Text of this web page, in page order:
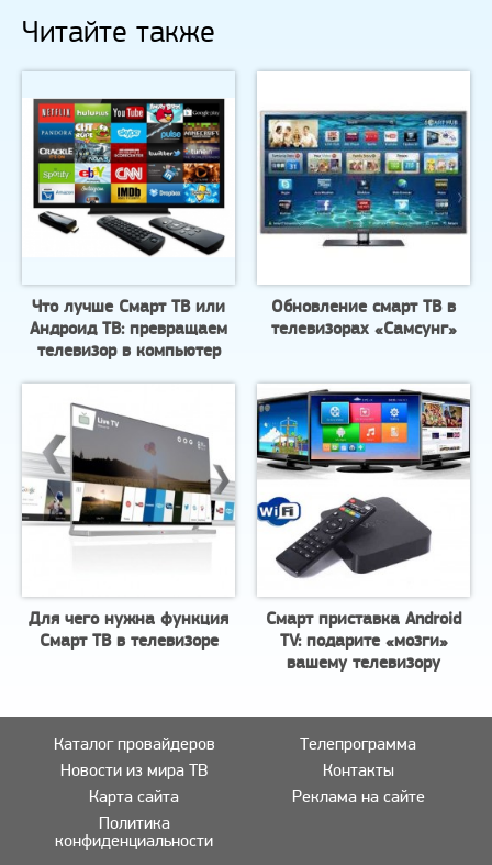
Читайте также
Что лучше Смарт ТВ или
Андроид ТВ: превращаем
телевизор в компьютер
Обновление смарт ТВ в
телевизорах «Самсунг»
Для чего нужна функция
Смарт ТВ в телевизоре
Смарт приставка Android
TV: подарите «мозги»
вашему телевизору
Каталог провайдеров
Телепрограмма
Новости из мира ТВ
Контакты
Карта сайта
Реклама на сайте
Политика
конфиденциальности